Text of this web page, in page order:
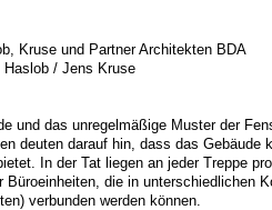
Kruse und Partner Architekten BDA
Haslob / Jens Kruse
und das unregelmäßige Muster der
deuten darauf hin, dass das Gebäude
In der Tat liegen an jeder Treppe
Büroeinheiten, die in unterschiedlichen
verbunden werden können.